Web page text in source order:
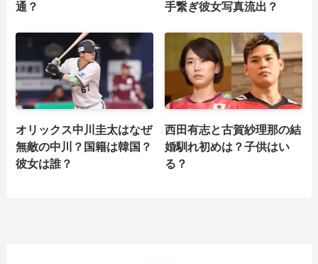
通？
手繋ぎ彼女写真流出？
オリックス中川圭太はなぜ
無敵の中川？国籍は韓国？
彼女は誰？
西田有志と古賀紗理那の結
婚馴れ初めは？子供はい
る？